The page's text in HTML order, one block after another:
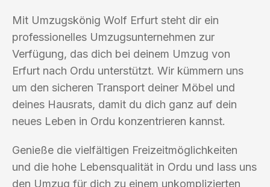
Mit Umzugskönig Wolf Erfurt steht dir ein
professionelles Umzugsunternehmen zur
Verfügung, das dich bei deinem Umzug von
Erfurt nach Ordu unterstützt. Wir kümmern uns
um den sicheren Transport deiner Möbel und
deines Hausrats, damit du dich ganz auf dein
neues Leben in Ordu konzentrieren kannst.
Genieße die vielfältigen Freizeitmöglichkeiten
und die hohe Lebensqualität in Ordu und lass uns
den Umzug für dich zu einem unkomplizierten